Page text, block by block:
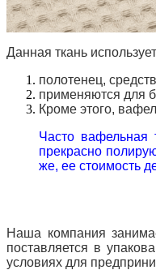
Данная ткань
полотенец,
применяются для
Кроме этого,
Часто вафельная
прекрасно
же, ее стоимость
Наша компания
поставляется в
условиях для